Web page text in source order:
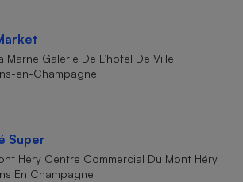
Marne Galerie De L’hotel De Ville
en-Champagne
Super
Héry Centre Commercial Du Mont Héry
En Champagne
Antivirus